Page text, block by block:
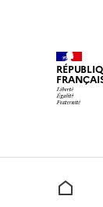
Accueil